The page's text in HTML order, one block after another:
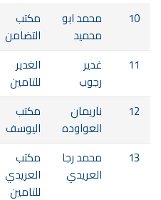
10
محمد ابو
محميد
مكتب
التضامن
11
غدير
رجوب
الغدير
للتامين
12
ناريمان
العواوده
مكتب
اليوسف
13
محمد رجا
العريدي
مكتب
العريدي
للتامين